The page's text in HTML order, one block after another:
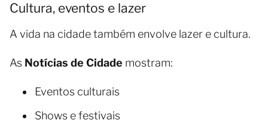
Cultura, eventos e lazer
A vida na cidade também envolve lazer e cultura.
As Notícias de Cidade mostram:
Eventos culturais
Shows e festivais